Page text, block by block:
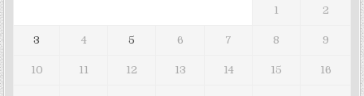
1 2
3 4 5 6 7 8 9
10 11 12 13 14 15 16